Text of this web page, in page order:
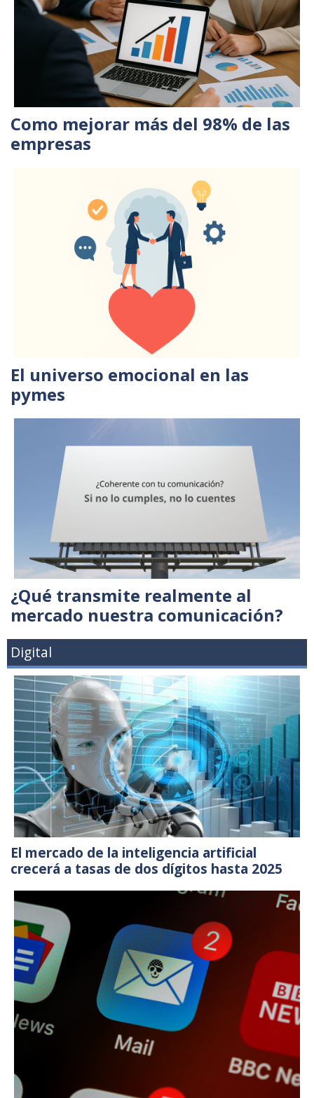
Como mejorar más del 98% de las
empresas
El universo emocional en las
pymes
¿Qué transmite realmente al
mercado nuestra comunicación?
Digital
El mercado de la inteligencia artificial
crecerá a tasas de dos dígitos hasta 2025